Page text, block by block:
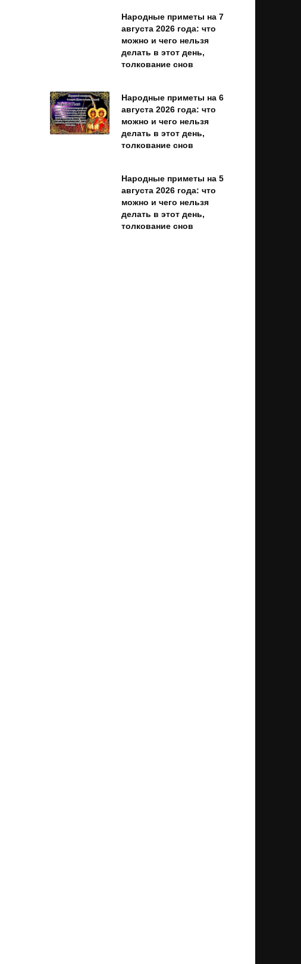
Народные приметы на 7
августа 2026 года: что
можно и чего нельзя
делать в этот день,
толкование снов
Народные приметы на 6
августа 2026 года: что
можно и чего нельзя
делать в этот день,
толкование снов
Народные приметы на 5
августа 2026 года: что
можно и чего нельзя
делать в этот день,
толкование снов